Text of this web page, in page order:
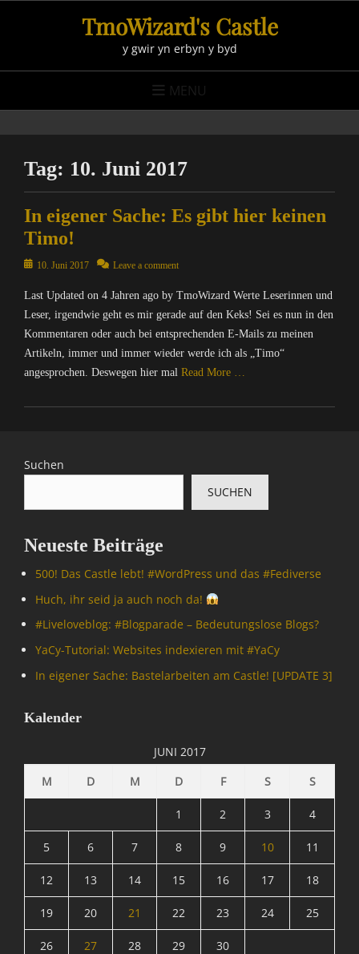
TmoWizard's Castle
y gwir yn erbyn y byd
MENU
Tag: 10. Juni 2017
In eigener Sache: Es gibt hier keinen
Timo!
Posted10. Juni 2017 Leave a comment
Last Updated on 4 Jahren ago by TmoWizard Werte Leserinnen und
Leser, irgendwie geht es mir gerade auf den Keks! Sei es nun in den
Kommentaren oder auch bei entsprechenden E-Mails zu meinen
Artikeln, immer und immer wieder werde ich als „Timo“
angesprochen. Deswegen hier mal Read More …
Categories
p
t
r
I
e
e
B
o
s
Suchen
SUCHEN
Neueste Beiträge
500! Das Castle lebt! #WordPress und das #Fediverse
Huch, ihr seid ja auch noch da!
#Livelove­blog: #Blogparade – Bedeutungslose Blogs?
YaCy-Tutorial: Websites indexieren mit #YaCy
In eigener Sache: Bastelarbeiten am Castle! [UPDATE 3]
Kalender
JUNI 2017
M
D M D F S S
1 2 3 4
5 6 7 8 9 10 11
12 13 14 15 16 17 18
19 20 21 22 23 24 25
26 27 28 29 30